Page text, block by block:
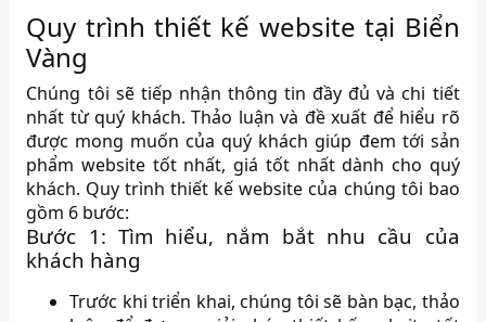
Quy trình thiết kế website tại Biển
Vàng
Chúng tôi sẽ tiếp nhận thông tin đầy đủ và chi tiết
nhất từ quý khách. Thảo luận và đề xuất để hiểu rõ
được mong muốn của quý khách giúp đem tới sản
phẩm website tốt nhất, giá tốt nhất dành cho quý
khách. Quy trình thiết kế website của chúng tôi bao
gồm 6 bước:
Bước 1: Tìm hiểu, nắm bắt nhu cầu của
khách hàng
Trước khi triển khai, chúng tôi sẽ bàn bạc, thảo